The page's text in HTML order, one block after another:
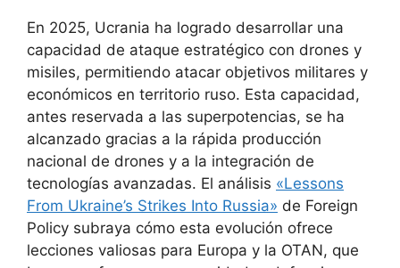
En 2025, Ucrania ha logrado desarrollar una
capacidad de ataque estratégico con drones y
misiles, permitiendo atacar objetivos militares y
económicos en territorio ruso. Esta capacidad,
antes reservada a las superpotencias, se ha
alcanzado gracias a la rápida producción
nacional de drones y a la integración de
tecnologías avanzadas. El análisis «Lessons
From Ukraine’s Strikes Into Russia» de Foreign
Policy subraya cómo esta evolución ofrece
lecciones valiosas para Europa y la OTAN, que